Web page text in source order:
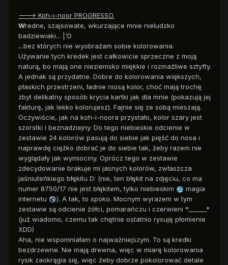
---> Koh-i-noor PROGRESSO.
Wredne, szajsowate, wkurzające mnie nieludzko
badziewiaki... |'D
...bez których nie wyobrażam sobie kolorowania.
Używanie tych kredek jest całkowicie sprzeczne z moją
naturą, bo mają one nieziemsko miękkie i rozmaźliwe sztyfty.
A jednak są przydatne. Dobre do kolorowania większych,
płaskich przestrzeni, ładnie niosą kolor, choć mają trochę
zbyt delikatny sposób krycia kartki jak dla mnie (pokazują jej
fakturę, jak lekko kolorujesz). Fajnie się ze sobą mieszają.
Oczywiście, jak na koh-i-noora przystało, kolor szary jest
szorstki i beznadziejny. Do tego niebieskie odcienie w
zestawie 24 kolorów pasują do siebie jak pięść do nosa i
naprawdę ciężko dobrać je do siebie tak, żeby razem nie
wyglądały jak wymiociny. Oprócz tego w zestawie
zdecydowanie brakuje mi jasnych kolorów, zwłaszcza
jaśniuteńkiego błękitu D: (nie, ten błękit na zdjęciu, co ma
numer 8750/17 nie jest błękitem, tylko niebieskim
magia
internetu
). A tak, to spoko. Mocnym wyrazem w tym
zestawie są odcienie żółci, pomarańczu i czerwieni *______*
(już wiadomo, czemu tak chętnie ostatnio rysuję płomienie
XDD)
Aha, nie wspomniałam o najważniejszym. To są kredki
bezdrzewne. Nie mają drewna, więc w miarę kolorowania
rysik zaokrągla się, więc żeby dobrze pokolorować detale